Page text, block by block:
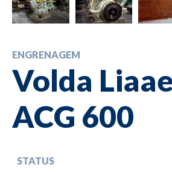
ENGRENAGEM
Volda
ACG 600
STATUS